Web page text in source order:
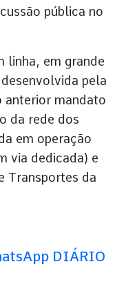
pública no
linha, em grande
pela
anterior mandato
da rede dos
em operação
via dedicada) e
Transportes da
DIÁRIO